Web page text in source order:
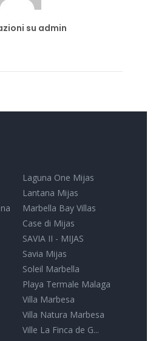
su admin
Laguna One Mijas
Lantana Mijas
Marbella Bay Villas
Case di Mijas
SAVIA II - MIJAS
Savia Mijas
Soleil Marbella
Playa Termale Malaga
Villa Marbesa
Villa Natura Marbesa
Ville La Finca de G...